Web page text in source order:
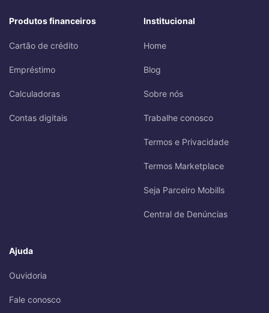
Produtos financeiros
Cartão de crédito
Empréstimo
Calculadoras
Contas digitais
Institucional
Home
Blog
Sobre nós
Trabalhe conosco
Termos e Privacidade
Termos Marketplace
Seja Parceiro Mobills
Central de Denúncias
Ajuda
Ouvidoria
Fale conosco